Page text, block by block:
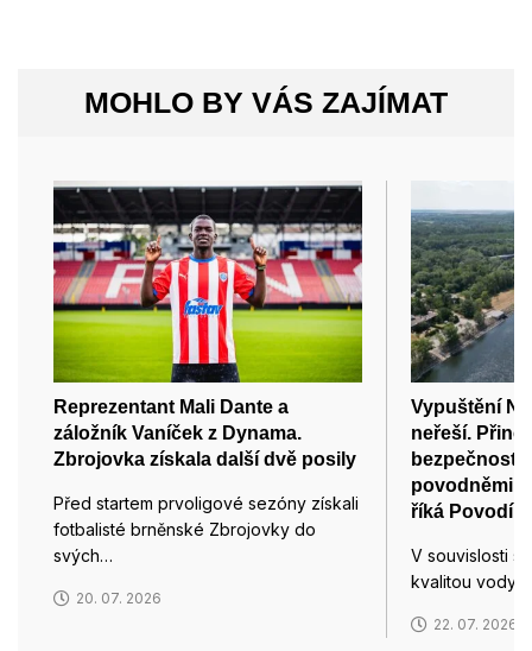
MOHLO BY VÁS ZAJÍMAT
Reprezentant Mali Dante a
záložník Vaníček z Dynama.
Zbrojovka získala další dvě posily
Před startem prvoligové sezóny získali
fotbalisté brněnské Zbrojovky do
svých…
20. 07. 2026
Vypuštění
neřeší.
bezpečnost,
povodněmi i
říká Povodí
V souvislosti s
kvalitou vody
22. 07. 2026